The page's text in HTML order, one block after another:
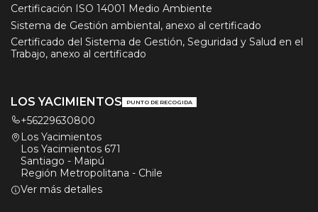
Certificación ISO 14001 Medio Ambiente
Sistema de Gestión ambiental, anexo al certificado
Certificado del Sistema de Gestión, Seguridad y Salud en el
Trabajo, anexo al certificado
LOS YACIMIENTOS PUNTO DE RECOGIDA
+56229630800
Los Yacimientos
Los Yacimientos 671
Santiago - Maipú
Región Metropolitana - Chile
Ver más detalles